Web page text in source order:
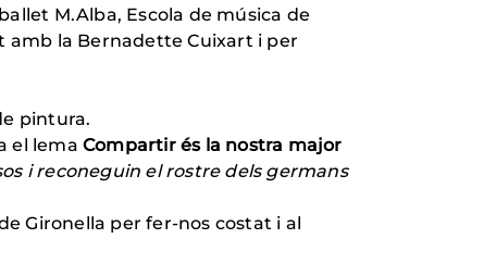
M.Alba, Escola de música de
amb la Bernadette Cuixart i per
pintura.
el lema Compartir és la nostra major
i reconeguin el rostre dels germans
Gironella per fer-nos costat i al